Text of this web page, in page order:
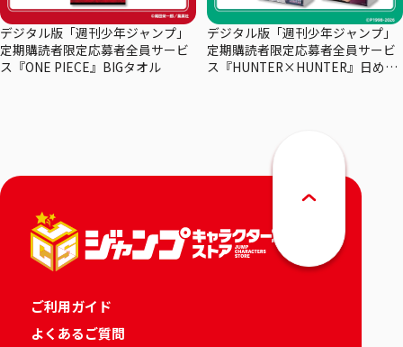
デジタル版「週刊少年ジャンプ」
定期購読者限定応募者全員サービ
ス『ONE PIECE』BIGタオル
デジタル版「週刊少年ジャンプ」
定期購読者限定応募者全員サービ
ス『HUNTER×HUNTER』日めく
ご利用ガイド
よくあるご質問